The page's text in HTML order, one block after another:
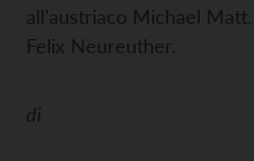
all’austriaco Michael
Felix Neureuther.
di